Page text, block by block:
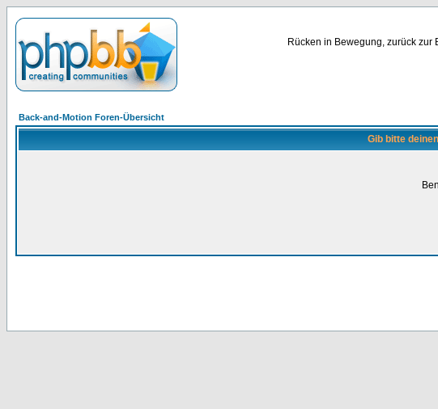
Rücken in Bewegung, zurück
Back-and-Motion Foren-Übersicht
Gib bitte